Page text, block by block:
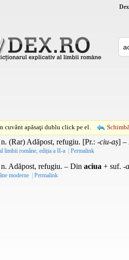
cuvânt apăsaţi dublu click pe el.
(Rar) Adăpost, refugiu. [Pr.: -ciu-aș] –
limbii române, ediția a II-a | Permalink
Adăpost, refugiu. – Din aciua + suf. -
moderne | Permalink